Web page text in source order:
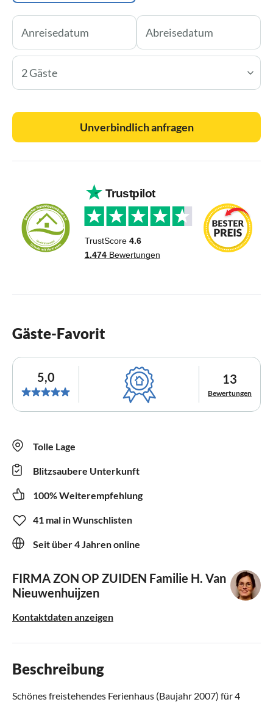
2 Gäste
Unverbindlich anfragen
Gäste-Favorit
5,0 13
Bewertungen
Tolle Lage
Blitzsaubere Unterkunft
100% Weiterempfehlung
41 mal in Wunschlisten
Seit über 4 Jahren online
FIRMA ZON OP ZUIDEN Familie H. Van
Nieuwenhuijzen
Kontaktdaten anzeigen
Beschreibung
Schönes freistehendes Ferienhaus (Baujahr 2007) für 4